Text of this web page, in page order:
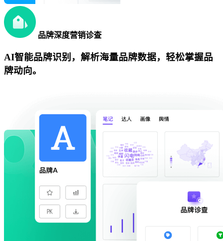
品牌深度营销诊查
AI智能品牌识别，解析海量品牌数据，轻松掌握品
牌动向。